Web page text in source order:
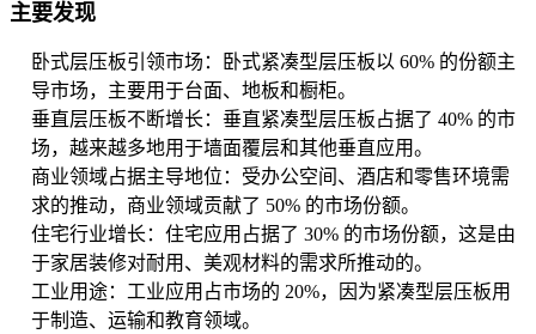
主要发现
卧式层压板引领市场：卧式紧凑型层压板以 60% 的份额主
导市场，主要用于台面、地板和橱柜。
垂直层压板不断增长：垂直紧凑型层压板占据了 40% 的市
场，越来越多地用于墙面覆层和其他垂直应用。
商业领域占据主导地位：受办公空间、酒店和零售环境需
求的推动，商业领域贡献了 50% 的市场份额。
住宅行业增长：住宅应用占据了 30% 的市场份额，这是由
于家居装修对耐用、美观材料的需求所推动的。
工业用途：工业应用占市场的 20%，因为紧凑型层压板用
于制造、运输和教育领域。